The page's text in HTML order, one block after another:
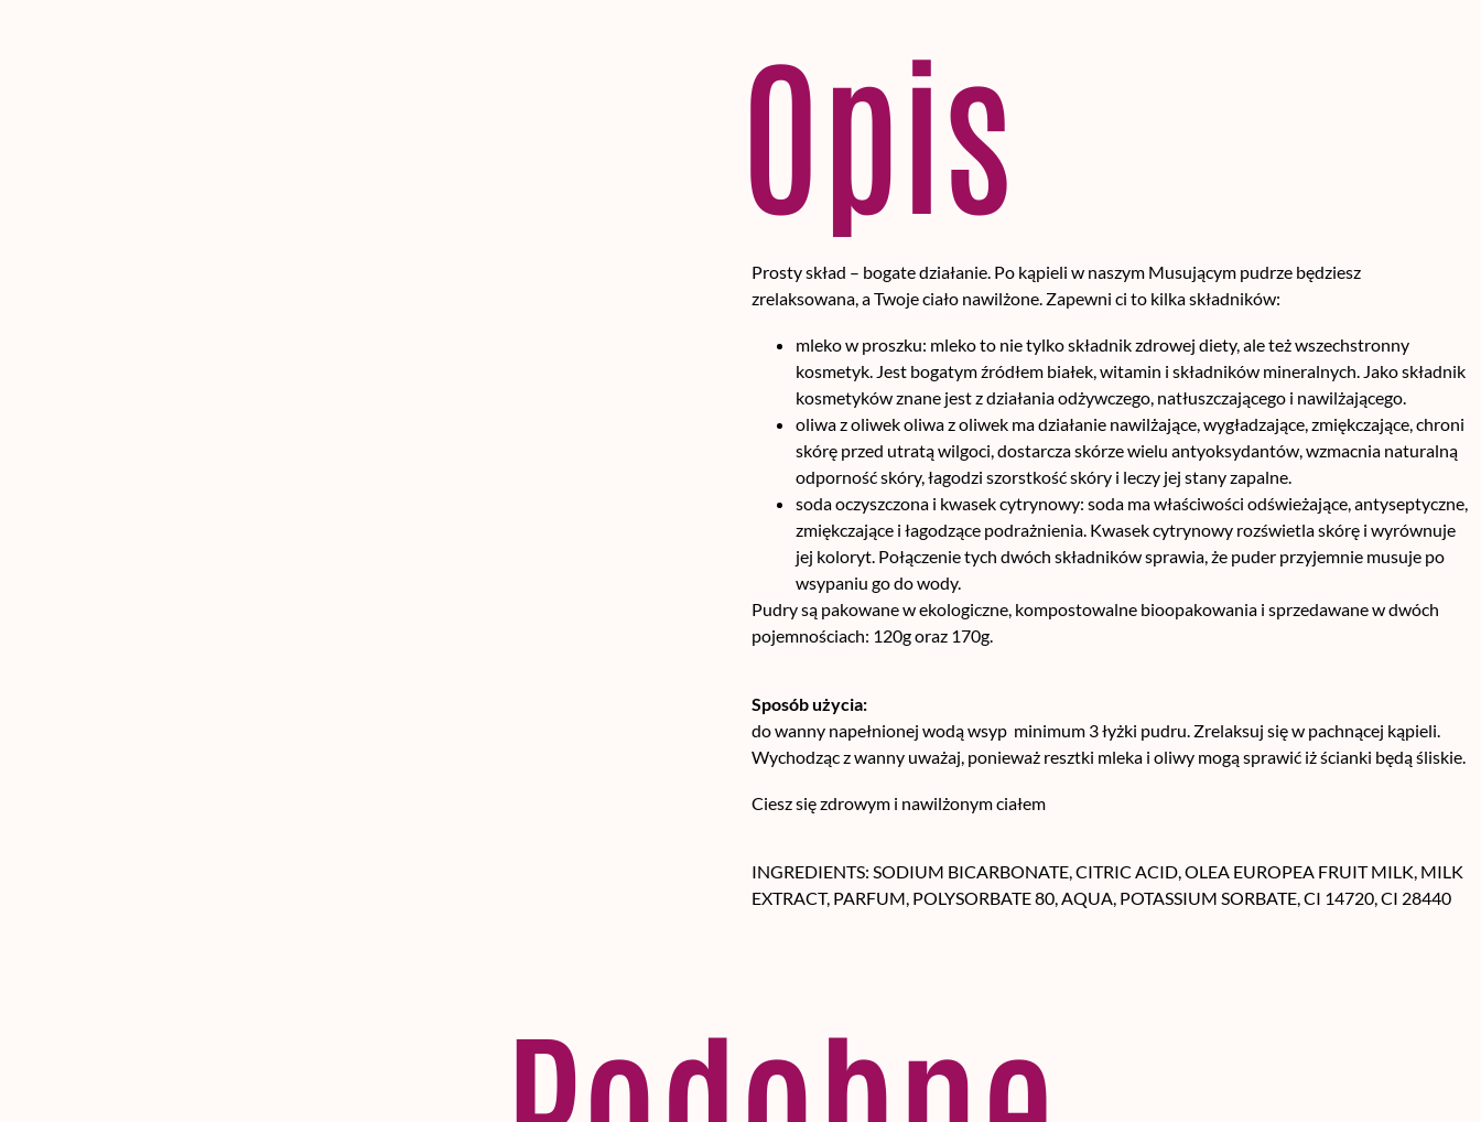
Opis
Prosty skład – bogate działanie. Po kąpieli w naszym Musującym pudrze będziesz
zrelaksowana, a Twoje ciało nawilżone. Zapewni ci to kilka składników:
mleko w proszku: mleko to nie tylko składnik zdrowej diety, ale też wszechstronny
kosmetyk. Jest bogatym źródłem białek, witamin i składników mineralnych. Jako składnik
kosmetyków znane jest z działania odżywczego, natłuszczającego i nawilżającego.
oliwa z oliwek oliwa z oliwek ma działanie nawilżające, wygładzające, zmiękczające, chroni
skórę przed utratą wilgoci, dostarcza skórze wielu antyoksydantów, wzmacnia naturalną
odporność skóry, łagodzi szorstkość skóry i leczy jej stany zapalne.
soda oczyszczona i kwasek cytrynowy: soda ma właściwości odświeżające, antyseptyczne,
zmiękczające i łagodzące podrażnienia. Kwasek cytrynowy rozświetla skórę i wyrównuje
jej koloryt. Połączenie tych dwóch składników sprawia, że puder przyjemnie musuje po
wsypaniu go do wody.
Pudry są pakowane w ekologiczne, kompostowalne bioopakowania i sprzedawane w dwóch
pojemnościach: 120g oraz 170g.
Sposób użycia:
do wanny napełnionej wodą wsyp minimum 3 łyżki pudru. Zrelaksuj się w pachnącej kąpieli.
Wychodząc z wanny uważaj, ponieważ resztki mleka i oliwy mogą sprawić iż ścianki będą śliskie.
Ciesz się zdrowym i nawilżonym ciałem
INGREDIENTS: SODIUM BICARBONATE, CITRIC ACID, OLEA EUROPEA FRUIT MILK, MILK
EXTRACT, PARFUM, POLYSORBATE 80, AQUA, POTASSIUM SORBATE, CI 14720, CI 28440